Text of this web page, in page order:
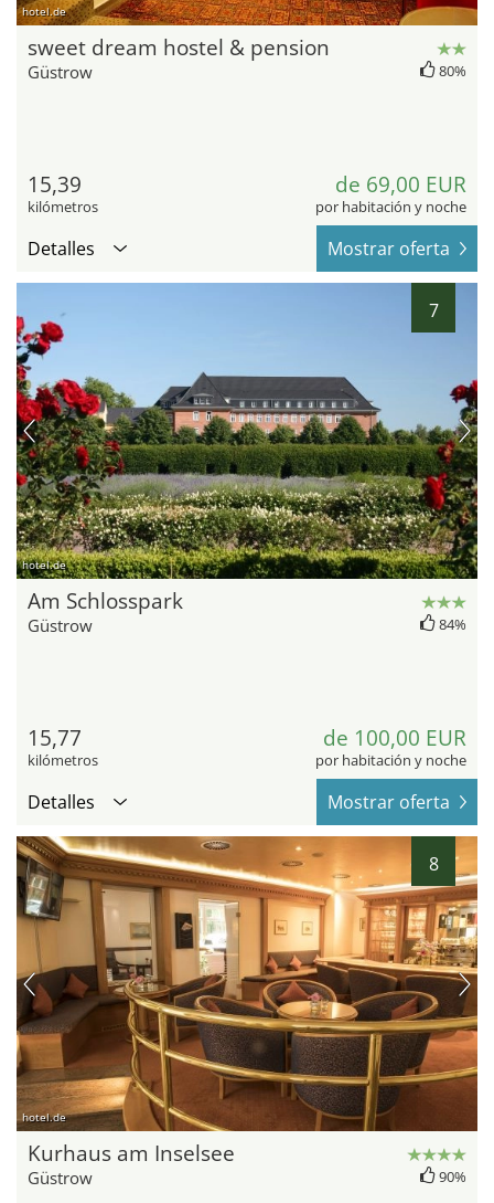
hotel.de
sweet dream hostel & pension
Güstrow 80%
15,39
kilómetros
de 69,00 EUR
por habitación y noche
Detalles Mostrar oferta
7
hotel.de
Am Schlosspark
Güstrow 84%
15,77
kilómetros
de 100,00 EUR
por habitación y noche
Detalles Mostrar oferta
8
hotel.de
Kurhaus am Inselsee
Güstrow 90%